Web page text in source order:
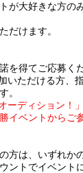
が大好きな方の
だけます。
を得てご応募く
いただける方、
。
ーディション！
イベントからご
方は、いずれか
ントでイベント